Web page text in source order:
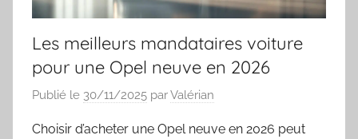
Les meilleurs mandataires voiture
pour une Opel neuve en 2026
Publié le 30/11/2025 parValérian
Choisir d’acheter une Opel neuve en 2026 peut